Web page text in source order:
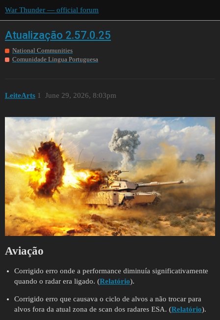
War Thunder — official forum
Atualização 2.57.0.25
National Communities
Comunidade Lingua Portuguesa
LeiteArts June 29, 2026, 8:03pm
1
Aviação
Corrigido erro onde a performance diminuía significativamente
quando o radar era ligado. (Relatório).
Corrigido erro que causava o ciclo de alvos a não trocar para
alvos fora da atual zona de scan dos radares ESA. (Relatório).